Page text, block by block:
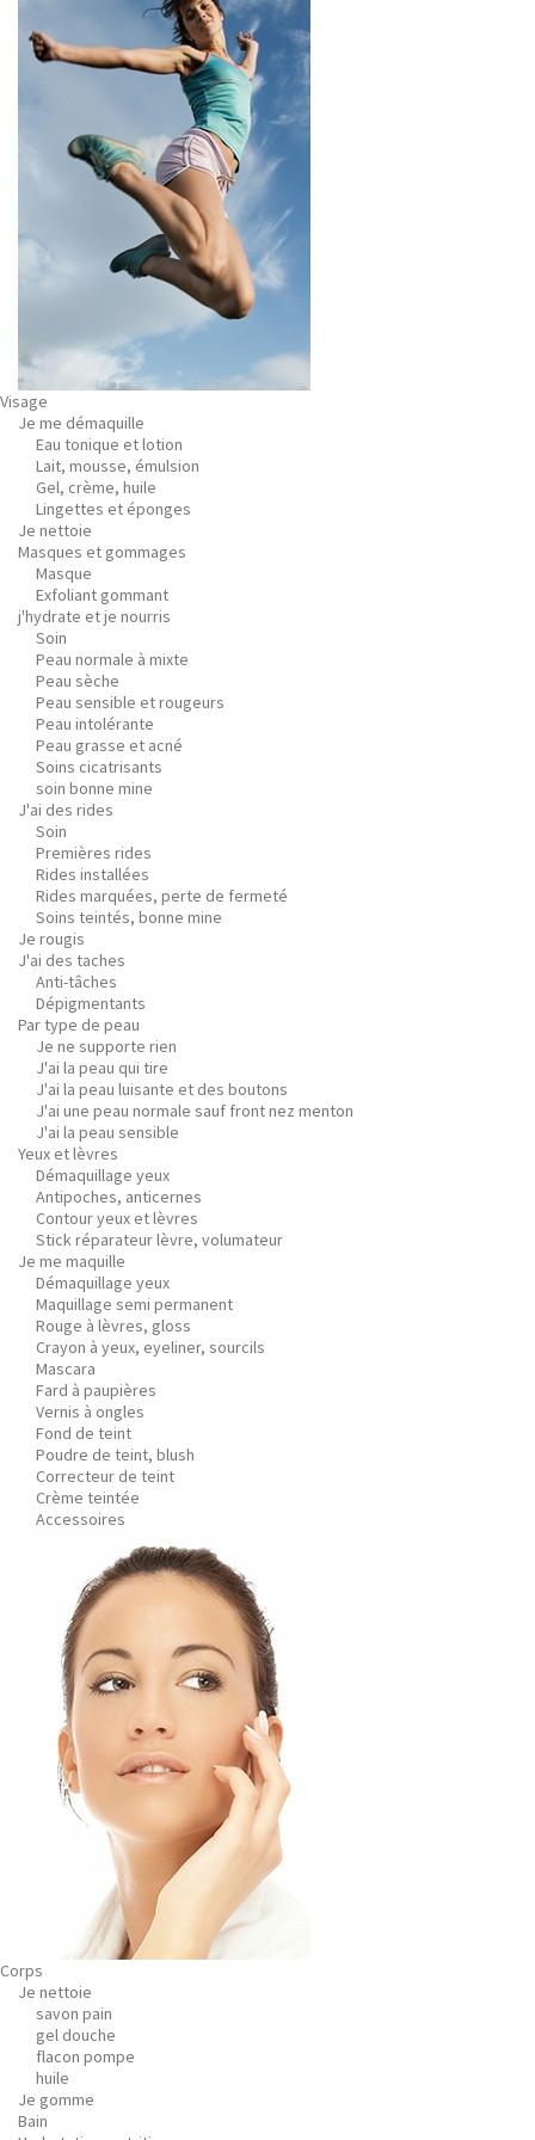
Visage
Je me démaquille
Eau tonique et lotion
Lait, mousse, émulsion
Gel, crème, huile
Lingettes et éponges
Je nettoie
Masques et gommages
Masque
Exfoliant gommant
j'hydrate et je nourris
Soin
Peau normale à mixte
Peau sèche
Peau sensible et rougeurs
Peau intolérante
Peau grasse et acné
Soins cicatrisants
soin bonne mine
J'ai des rides
Soin
Premières rides
Rides installées
Rides marquées, perte de fermeté
Soins teintés, bonne mine
Je rougis
J'ai des taches
Anti-tâches
Dépigmentants
Par type de peau
Je ne supporte rien
J'ai la peau qui tire
J'ai la peau luisante et des boutons
J'ai une peau normale sauf front nez menton
J'ai la peau sensible
Yeux et lèvres
Démaquillage yeux
Antipoches, anticernes
Contour yeux et lèvres
Stick réparateur lèvre, volumateur
Je me maquille
Démaquillage yeux
Maquillage semi permanent
Rouge à lèvres, gloss
Crayon à yeux, eyeliner, sourcils
Mascara
Fard à paupières
Vernis à ongles
Fond de teint
Poudre de teint, blush
Correcteur de teint
Crème teintée
Accessoires
Corps
Je nettoie
savon pain
gel douche
flacon pompe
huile
Je gomme
Bain